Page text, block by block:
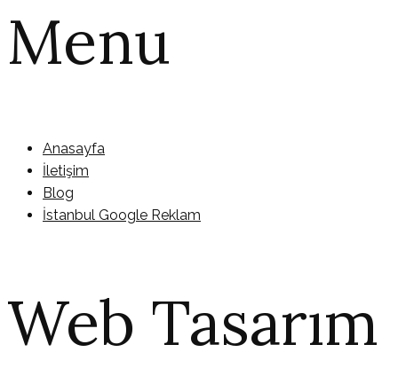
Menu
Anasayfa
İletişim
Blog
İstanbul Google Reklam
Web Tasarım